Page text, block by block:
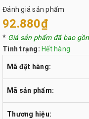
Đánh giá sản phẩm
92.880₫
* Giá sản phẩm đã bao
Tình trạng: Hết hàng
Mã đặt hàng:
Mã sản phẩm:
Thương hiệu: